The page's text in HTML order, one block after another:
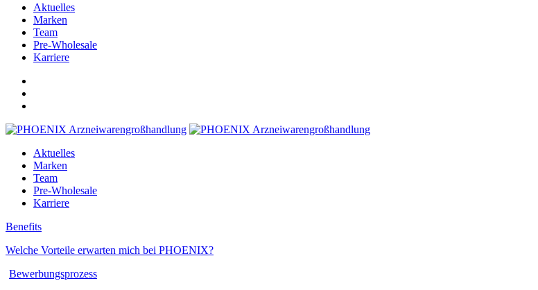
Aktuelles
Marken
Team
Pre-Wholesale
Karriere
Aktuelles
Marken
Team
Pre-Wholesale
Karriere
Welche Vorteile erwar­ten mich bei PHOENIX?
Benefits
Bewerbungsprozess